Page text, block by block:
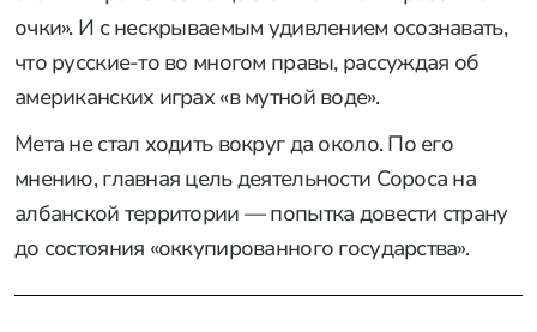
очки». И с нескрываемым удивлением осознавать,
что русские-то во многом правы, рассуждая об
американских играх «в мутной воде».
Мета не стал ходить вокруг да около. По его
мнению, главная цель деятельности Сороса на
албанской территории — попытка довести страну
до состояния «оккупированного государства».